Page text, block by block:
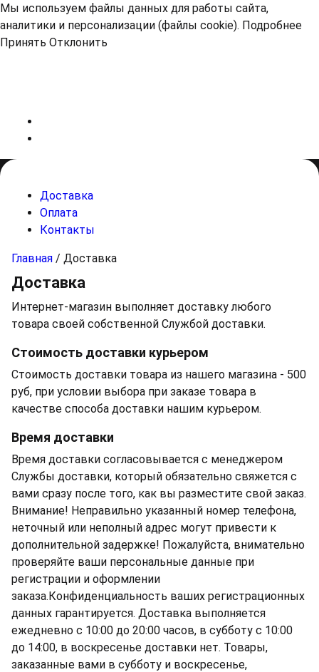
Мы используем файлы данных для работы сайта,
аналитики и персонализации (файлы cookie). Подробнее
Принять Отклонить
Доставка
Оплата
Контакты
Главная / Доставка
Доставка
Интернет-магазин выполняет доставку любого
товара своей собственной Службой доставки.
Стоимость доставки курьером
Стоимость доставки товара из нашего магазина - 500
руб, при условии выбора при заказе товара в
качестве способа доставки нашим курьером.
Время доставки
Время доставки согласовывается с менеджером
Службы доставки, который обязательно свяжется с
вами сразу после того, как вы разместите свой заказ.
Внимание! Неправильно указанный номер телефона,
неточный или неполный адрес могут привести к
дополнительной задержке! Пожалуйста, внимательно
проверяйте ваши персональные данные при
регистрации и оформлении
заказа.Конфиденциальность ваших регистрационных
данных гарантируется. Доставка выполняется
ежедневно с 10:00 до 20:00 часов, в субботу с 10:00
до 14:00, в воскресенье доставки нет. Товары,
заказанные вами в субботу и воскресенье,